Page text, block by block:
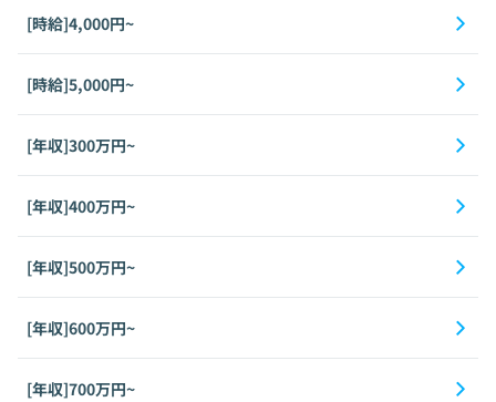
[時給]4,000円~
[時給]5,000円~
[年収]300万円~
[年収]400万円~
[年収]500万円~
[年収]600万円~
[年収]700万円~